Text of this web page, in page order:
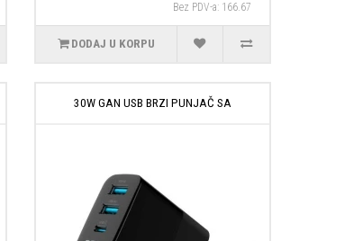
Bez PDV-a: 166.67
DODAJ U KORPU
30W GAN USB BRZI PUNJAČ SA